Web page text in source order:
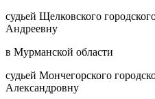
судьей Щелковского
Андреевну
в Мурманской области
судьей Мончегорского
Александровну